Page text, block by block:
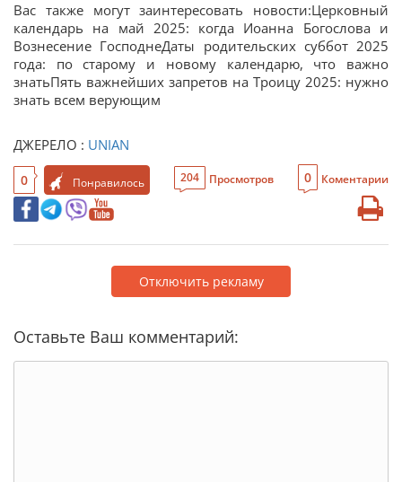
Вас также могут заинтересовать новости:Церковный
календарь на май 2025: когда Иоанна Богослова и
Вознесение ГосподнеДаты родительских суббот 2025
года: по старому и новому календарю, что важно
знатьПять важнейших запретов на Троицу 2025: нужно
знать всем верующим
ДЖЕРЕЛО : UNIAN
0 Понравилось 204 Просмотров 0 Коментарии
Отключить рекламу
Оставьте Ваш комментарий: